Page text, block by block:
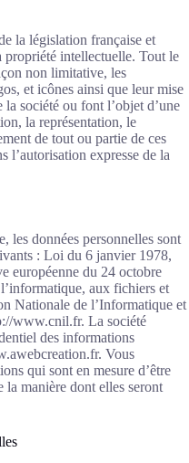
la législation française et
propriété intellectuelle. Tout le
non limitative, les
et icônes ainsi que leur mise
société ou font l’objet d’une
la représentation, le
de tout ou partie de ces
l’autorisation expresse de la
les données personnelles sont
: Loi du 6 janvier 1978,
européenne du 24 octobre
aux fichiers et
Nationale de l’Informatique et
www.cnil.fr. La société
des informations
Vous
qui sont en mesure d’être
la manière dont elles seront